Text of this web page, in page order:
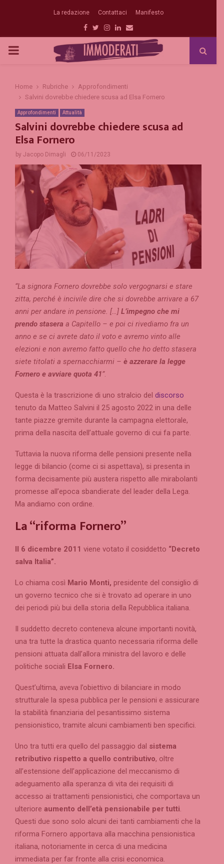
La redazione Contattaci Manifesto
Facebook
Twitter
Instagram
Linkedin
Email
PRIMARY
Home Rubriche
Approfondimenti
Salvini dovrebbe chiedere scusa ad Elsa Fornero
Approfondimenti Attualità
Salvini dovrebbe chiedere scusa ad
Elsa Fornero
by Jacopo Dimagli 06/11/2023
“La signora Fornero dovrebbe solo vergognarsi e stare
zitta, perché è incivile dire che si dovrebbe arrivare a 67
anni per andare in pensione. […] L’impegno che mi
prendo stasera a Capitello – e poi ci rivediamo fra un
anno e se ci avrete dato il voto e avremo vinto alle
elezioni e non avremo fatto quello che ho detto stasera
siete titolati a spernacchiarmi – è azzerare la legge
Fornero e avviare quota 41”.
Questa è la trascrizione di uno stralcio del discorso
tenuto da Matteo Salvini il 25 agosto 2022 in una delle
tante piazze gremite durante la campagna elettorale,
prima della nascita dell’attuale governo di cui fa parte.
Tuttavia la nuova riforma delle pensioni presente nella
legge di bilancio (come ci si aspettava), si presenta in
forma decisamente più austera rispetto alle mirabolanti
promesse all’epoca sbandierate del leader della Lega.
Ma andiamo con ordine.
La “riforma Fornero”
Il 6 dicembre 2011 viene votato il cosiddetto “Decreto
salva Italia”.
Lo chiama così Mario Monti, presidente del consiglio di
un governo tecnico che si è trovato ad operare in uno
dei periodi più bui della storia della Repubblica italiana.
Il suddetto decreto conteneva alcune importanti novità,
una tra tutte la drastica quanto necessaria riforma delle
pensioni attuata dall’allora ministra del lavoro e delle
politiche sociali Elsa Fornero.
Quest’ultima, aveva l’obiettivo di bilanciare in modo
strutturale la spesa pubblica per le pensioni e assicurare
la stabilità finanziaria del pesantissimo sistema
pensionistico, tramite alcuni cambiamenti ben specifici.
Uno tra tutti era quello del passaggio dal sistema
retributivo rispetto a quello contributivo, oltre
all’estensione dell’applicazione del meccanismo di
adeguamento alla speranza di vita dei requisiti di
accesso ai trattamenti pensionistici, che comportava un
ulteriore aumento dell’età pensionabile per tutti.
Questi due sono solo alcuni dei tanti cambiamenti che la
riforma Fornero apportava alla macchina pensionistica
italiana, notoriamente in cerca di una medicina
immediata per far fronte alla crisi economica.